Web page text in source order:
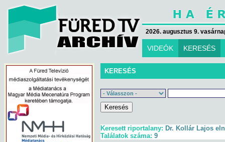
2026. augusztus 9.
VIDEÓK KERESÉS
KERESÉS
Keresett riportalany: Dr. Kollár Lajos
Találatok száma: 9